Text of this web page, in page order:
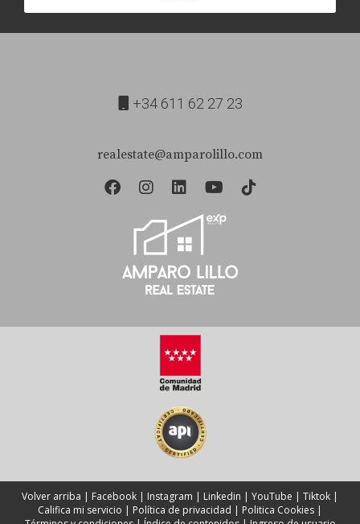
+34 611 62 27 23
realestate@amparolillo.com
Volver arriba | Facebook | Instagram | Linkedin | YouTube | Tiktok |
Califica mi servicio | Política de privacidad | Politica Cookies |